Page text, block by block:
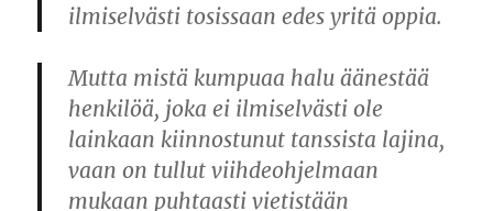
ilmiselvästi tosissaan edes yritä oppia.
Mutta mistä kumpuaa halu äänestää
henkilöä, joka ei ilmiselvästi ole
lainkaan kiinnostunut tanssista lajina,
vaan on tullut viihdeohjelmaan
mukaan puhtaasti vietistään